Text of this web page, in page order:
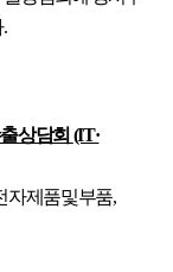
.
상담회 (IT·
자제품및부품,